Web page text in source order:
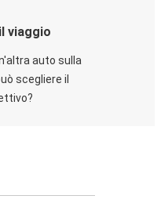
viaggio
auto sulla
scegliere il